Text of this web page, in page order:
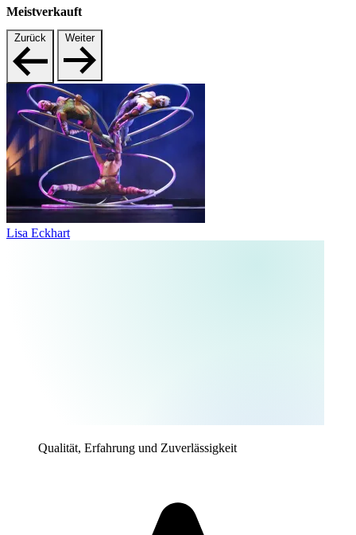
Meistverkauft
Zurück Weiter
Lisa Eckhart
Qualität, Erfahrung und Zuverlässigkeit